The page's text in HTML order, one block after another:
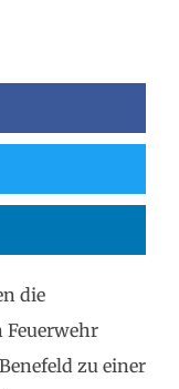
die
zu einer